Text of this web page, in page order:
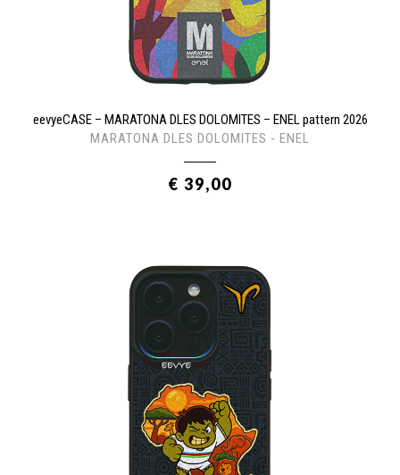
eevyeCASE – MARATONA DLES DOLOMITES – ENEL pattern 2026
MARATONA DLES DOLOMITES - ENEL
€ 39,00